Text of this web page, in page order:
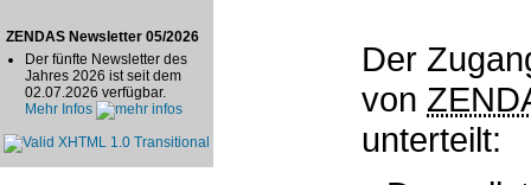
ZENDAS Newsletter 05/2026
Der fünfte Newsletter des
Jahres 2026 ist seit dem
02.07.2026 verfügbar.
Mehr Infos
Der
von
unterteilt: